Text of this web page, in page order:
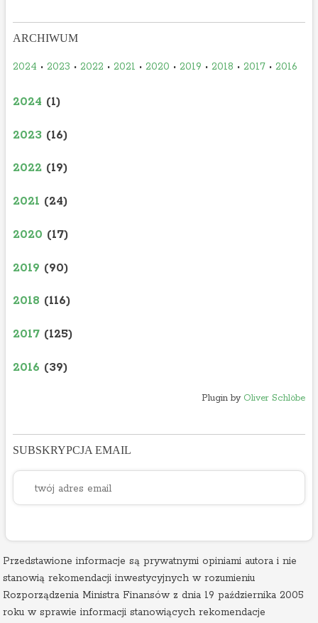
ARCHIWUM
2024 • 2023 • 2022 • 2021 • 2020 • 2019 • 2018 • 2017• 2016
2024 (1)
2023 (16)
2022 (19)
2021 (24)
2020 (17)
2019 (90)
2018 (116)
2017 (125)
2016 (39)
Plugin by Oliver Schlöbe
SUBSKRYPCJA EMAIL
Przedstawione informacje są prywatnymi opiniami autora i nie
stanowią rekomendacji inwestycyjnych w rozumieniu
Rozporządzenia Ministra Finansów z dnia 19 października 2005
roku w sprawie informacji stanowiących rekomendacje